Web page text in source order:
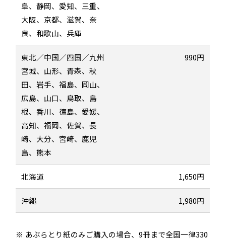
阜、静岡、愛知、三重、
大阪、京都、滋賀、奈
良、和歌山、兵庫
東北／中国／四国／九州
宮城、山形、青森、秋
田、岩手、福島、岡山、
広島、山口、鳥取、島
根、香川、徳島、愛媛、
高知、福岡、佐賀、長
崎、大分、宮崎、鹿児
島、熊本
990円
北海道 1,650円
沖縄 1,980円
あぶらとり紙のみご購入の場合、9冊まで全国一律330